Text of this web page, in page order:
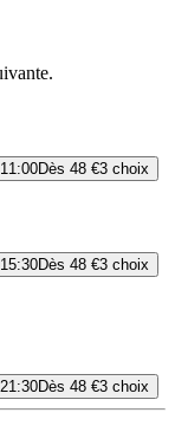
11:00Dès 48 €3 choix
15:30Dès 48 €3 choix
21:30Dès 48 €3 choix